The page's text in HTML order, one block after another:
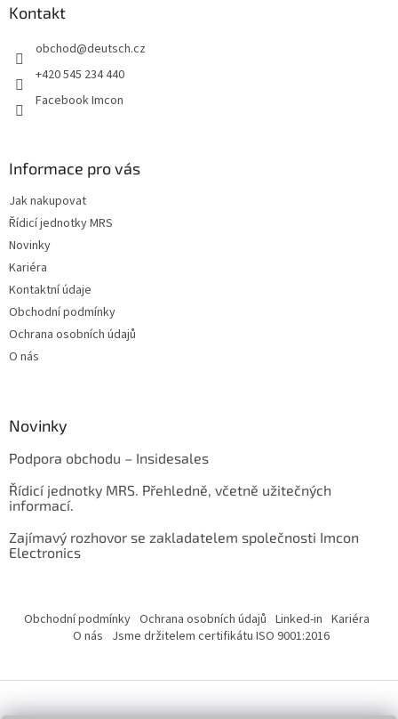
Kontakt
obchod@deutsch.cz
+420 545 234 440
Facebook Imcon
Informace pro vás
Jak nakupovat
Řídicí jednotky MRS
Novinky
Kariéra
Kontaktní údaje
Obchodní podmínky
Ochrana osobních údajů
O nás
Novinky
Podpora obchodu – Insidesales
Řídicí jednotky MRS. Přehledně, včetně užitečných
informací.
Zajímavý rozhovor se zakladatelem společnosti Imcon
Electronics
Obchodní podmínky Ochrana osobních údajů Linked-in Kariéra
O nás Jsme držitelem certifikátu ISO 9001:2016